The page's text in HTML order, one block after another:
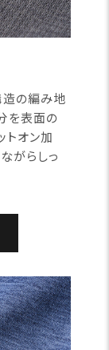
造の編み地
を表面の
トオン加
がらしっ